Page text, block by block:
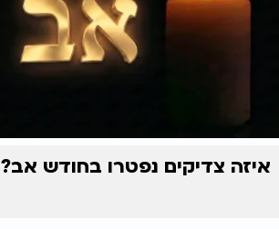
איזה צדיקים נפטרו בחודש אב?